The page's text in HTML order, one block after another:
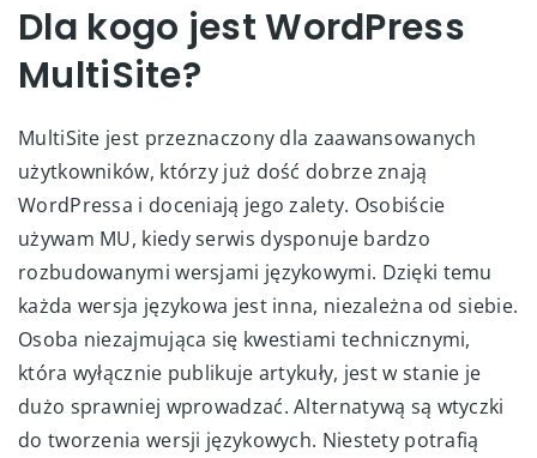
Dla kogo jest WordPress
MultiSite?
MultiSite jest przeznaczony dla zaawansowanych
użytkowników, którzy już dość dobrze znają
WordPressa i doceniają jego zalety. Osobiście
używam MU, kiedy serwis dysponuje bardzo
rozbudowanymi wersjami językowymi. Dzięki temu
każda wersja językowa jest inna, niezależna od siebie.
Osoba niezajmująca się kwestiami technicznymi,
która wyłącznie publikuje artykuły, jest w stanie je
dużo sprawniej wprowadzać. Alternatywą są wtyczki
do tworzenia wersji językowych. Niestety potrafią